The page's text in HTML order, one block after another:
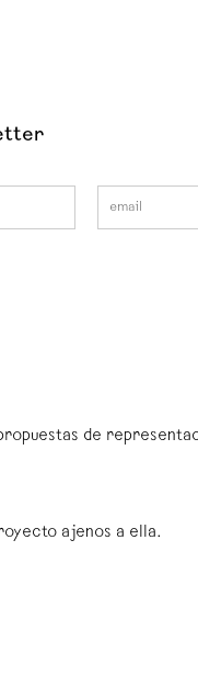
de
ajenos a ella.